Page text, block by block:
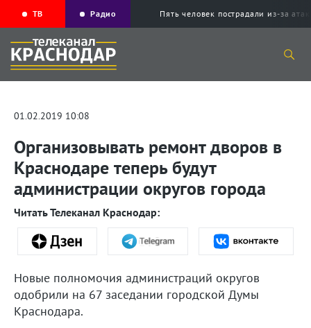
ТВ Радио Пять человек пострадали из-за
01.02.2019 10:08
Организовывать ремонт дворов в
Краснодаре теперь будут
администрации округов города
Читать Телеканал Краснодар:
Новые полномочия администраций округов
одобрили на 67 заседании городской Думы
Краснодара.